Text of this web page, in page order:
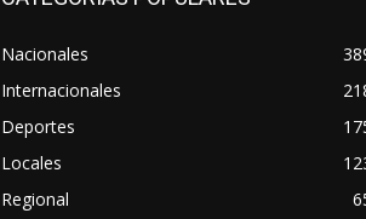
Nacionales
Internacionales
Deportes
Locales
Regional